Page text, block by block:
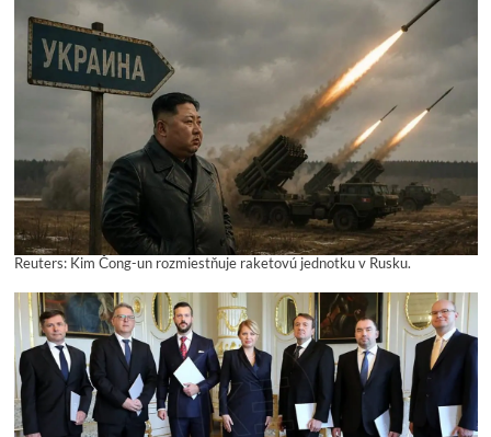
Reuters: Kim Čong-un rozmiestňuje raketovú jednotku v Rusku.